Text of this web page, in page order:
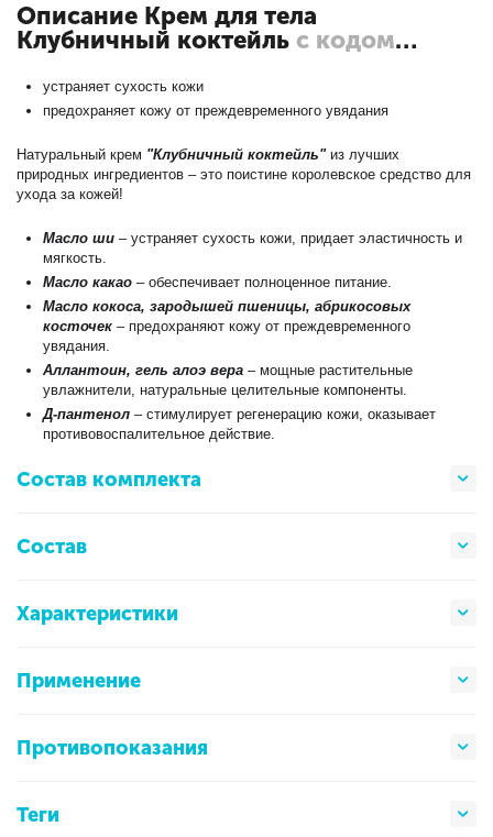
Описание Крем для тела
Клубничный коктейль с кодом
устраняет сухость кожи
предохраняет кожу от преждевременного увядания
Натуральный крем "Клубничный коктейль"из лучших
природных ингредиентов – это поистине королевское средство для
ухода за кожей!
Масло ши – устраняет сухость кожи, придает эластичность и
мягкость.
Масло какао – обеспечивает полноценное питание.
Масло кокоса, зародышей пшеницы, абрикосовых
косточек – предохраняют кожу от преждевременного
увядания.
Аллантоин, гель алоэ вера – мощные растительные
увлажнители, натуральные целительные компоненты.
Д-пантенол – стимулирует регенерацию кожи, оказывает
противовоспалительное действие.
Состав комплекта
Состав
Характеристики
Применение
Противопоказания
Теги